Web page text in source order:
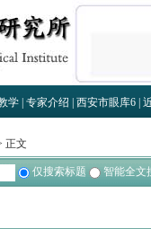
学| 专家介绍 西安市眼库6|
正文
仅搜索标题 智能全文